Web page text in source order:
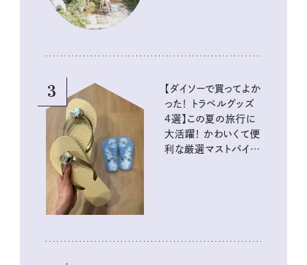
3
【ダイソーで買ってよか
った！ トラベルグッズ
4選】この夏の旅行に
大活躍！ かわいくて便
利な厳選マストバイア